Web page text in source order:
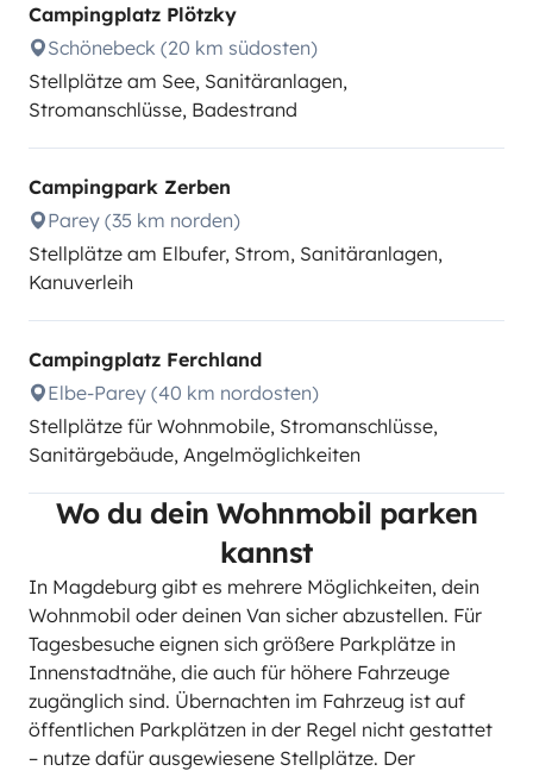
Campingplatz Plötzky
Schönebeck (20 km südosten)
Stellplätze am See, Sanitäranlagen,
Stromanschlüsse, Badestrand
Campingpark Zerben
Parey (35 km norden)
Stellplätze am Elbufer, Strom, Sanitäranlagen,
Kanuverleih
Campingplatz Ferchland
Elbe-Parey (40 km nordosten)
Stellplätze für Wohnmobile, Stromanschlüsse,
Sanitärgebäude, Angelmöglichkeiten
Wo du dein Wohnmobil parken
kannst
In Magdeburg gibt es mehrere Möglichkeiten, dein
Wohnmobil oder deinen Van sicher abzustellen. Für
Tagesbesuche eignen sich größere Parkplätze in
Innenstadtnähe, die auch für höhere Fahrzeuge
zugänglich sind. Übernachten im Fahrzeug ist auf
öffentlichen Parkplätzen in der Regel nicht gestattet
– nutze dafür ausgewiesene Stellplätze. Der